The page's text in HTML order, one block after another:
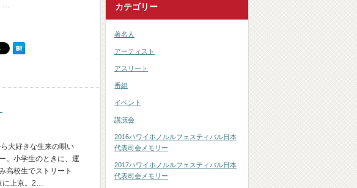
…
大好きな生来の唄い
。小学生のときに、運
高校生でストリート
に上京。2…
カテゴリー
著名人
アーティスト
アスリート
番組
イベント
講演会
2016ハワイホノルルフェスティバル日本
代表司会メモリー
2017ハワイホノルルフェスティバル日本
代表司会メモリー